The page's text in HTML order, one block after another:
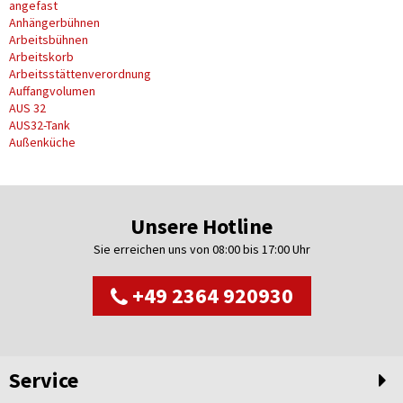
angefast
Anhängerbühnen
Arbeitsbühnen
Arbeitskorb
Arbeitsstättenverordnung
Auffangvolumen
AUS 32
AUS32-Tank
Außenküche
Unsere Hotline
Sie erreichen uns von 08:00 bis 17:00 Uhr
+49 2364 920930
Service